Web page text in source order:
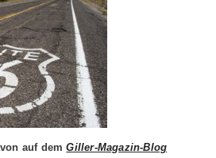
auf demGiller-Magazin-Blog